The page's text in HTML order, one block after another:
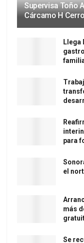
Supervisa Toño
Cárcamo H
Llega
para
el
más
Se